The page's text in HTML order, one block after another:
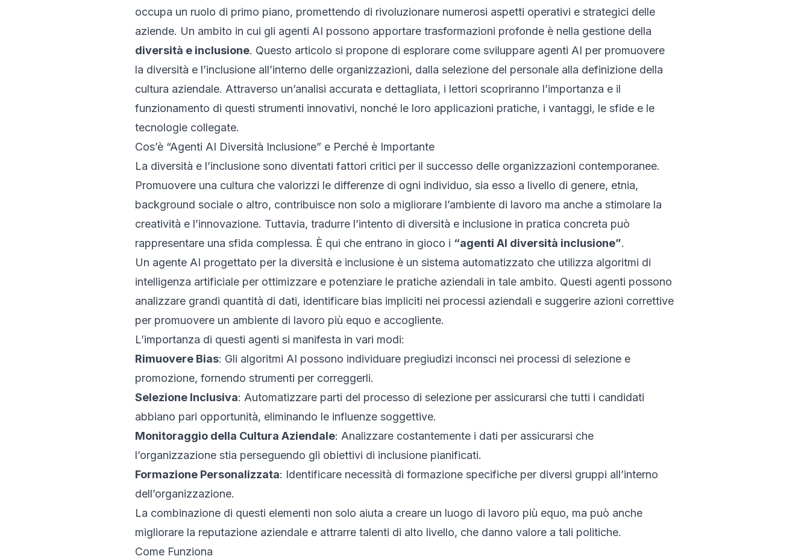
occupa un ruolo di primo piano, promettendo di rivoluzionare numerosi aspetti operativi e strategici delle
aziende. Un ambito in cui gli agenti AI possono apportare trasformazioni profonde è nella gestione della
diversità e inclusione. Questo articolo si propone di esplorare come sviluppare agenti AI per promuovere
la diversità e l’inclusione all’interno delle organizzazioni, dalla selezione del personale alla definizione della
cultura aziendale. Attraverso un’analisi accurata e dettagliata, i lettori scopriranno l’importanza e il
funzionamento di questi strumenti innovativi, nonché le loro applicazioni pratiche, i vantaggi, le sfide e le
tecnologie collegate.
Cos’è “Agenti AI Diversità Inclusione” e Perché è Importante
La diversità e l’inclusione sono diventati fattori critici per il successo delle organizzazioni contemporanee.
Promuovere una cultura che valorizzi le differenze di ogni individuo, sia esso a livello di genere, etnia,
background sociale o altro, contribuisce non solo a migliorare l’ambiente di lavoro ma anche a stimolare la
creatività e l’innovazione. Tuttavia, tradurre l’intento di diversità e inclusione in pratica concreta può
rappresentare una sfida complessa. È qui che entrano in gioco i “agenti AI diversità inclusione”.
Un agente AI progettato per la diversità e inclusione è un sistema automatizzato che utilizza algoritmi di
intelligenza artificiale per ottimizzare e potenziare le pratiche aziendali in tale ambito. Questi agenti possono
analizzare grandi quantità di dati, identificare bias impliciti nei processi aziendali e suggerire azioni correttive
per promuovere un ambiente di lavoro più equo e accogliente.
L’importanza di questi agenti si manifesta in vari modi:
Rimuovere Bias: Gli algoritmi AI possono individuare pregiudizi inconsci nei processi di selezione e
promozione, fornendo strumenti per correggerli.
Selezione Inclusiva: Automatizzare parti del processo di selezione per assicurarsi che tutti i candidati
abbiano pari opportunità, eliminando le influenze soggettive.
Monitoraggio della Cultura Aziendale: Analizzare costantemente i dati per assicurarsi che
l’organizzazione stia perseguendo gli obiettivi di inclusione pianificati.
Formazione Personalizzata: Identificare necessità di formazione specifiche per diversi gruppi all’interno
dell’organizzazione.
La combinazione di questi elementi non solo aiuta a creare un luogo di lavoro più equo, ma può anche
migliorare la reputazione aziendale e attrarre talenti di alto livello, che danno valore a tali politiche.
Come Funziona